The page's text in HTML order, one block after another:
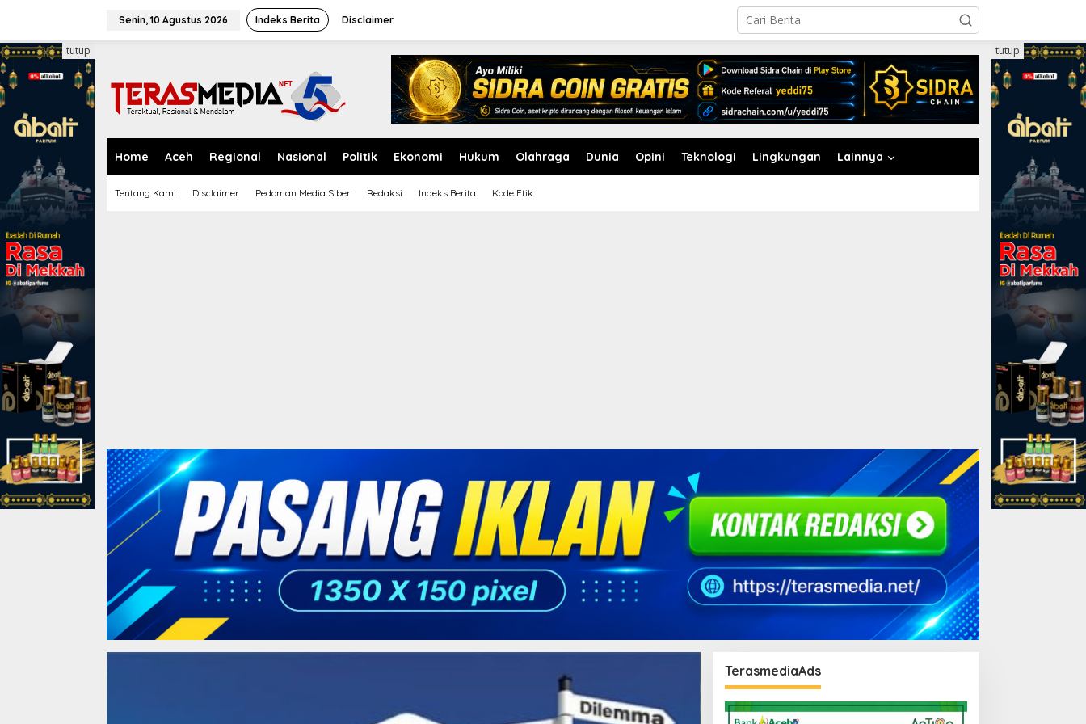
a
t
i
k
e
Senin, 10 Agustus 2026 Indeks Berita Disclaimer
Home Aceh Regional Nasional Politik Ekonomi Hukum Olahraga Dunia Opini Teknologi Lingkungan Lainnya
Tentang Kami Disclaimer Pedoman Media Siber Redaksi Indeks Berita Kode Etik
tutup tutup
TerasmediaAds